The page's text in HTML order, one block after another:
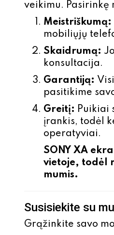
veikimu. Pasirinkę
Meistriškumą:
mobiliųjų
Skaidrumą:
konsultacija.
Garantiją:
pasitikime
Greitį: Puikiai
įrankis, todėl
operatyviai.
SONY XA
vietoje, todėl
mumis.
Susisiekite su
Grąžinkite savo